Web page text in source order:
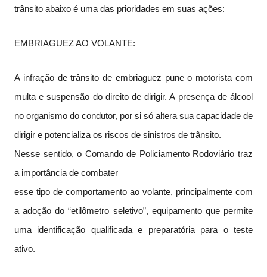
trânsito abaixo é uma das prioridades em suas ações:
EMBRIAGUEZ AO VOLANTE:
A infração de trânsito de embriaguez pune o motorista com
multa e suspensão do direito de dirigir. A presença de álcool
no organismo do condutor, por si só altera sua capacidade de
dirigir e potencializa os riscos de sinistros de trânsito.
Nesse sentido, o Comando de Policiamento Rodoviário traz
a importância de combater
esse tipo de comportamento ao volante, principalmente com
a adoção do “etilômetro seletivo”, equipamento que permite
uma identificação qualificada e preparatória para o teste
ativo.